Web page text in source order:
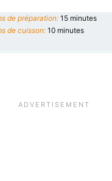
de préparation: 15 minutes
de cuisson: 10 minutes